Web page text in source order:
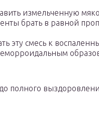
измельченную
брать в равной
эту смесь к
полного